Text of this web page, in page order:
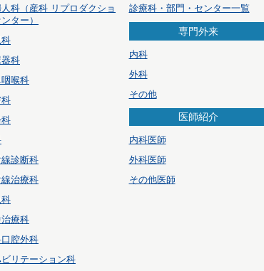
科 （産科 リプロダクショ
ター）
科
喉科
科
科
診断科
治療科
療科
腔外科
ビリテーション科
診療科・部門・センター一覧
専門外来
内科
外科
その他
医師紹介
内科医師
外科医師
その他医師